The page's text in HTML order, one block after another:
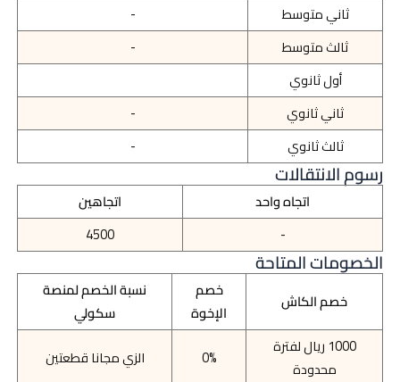
ثاني متوسط
-
ثالث متوسط
-
أول ثانوي
ثاني ثانوي
-
ثالث ثانوي
-
رسوم الانتقالات
اتجاه واحد
اتجاهين
-
4500
الخصومات المتاحة
خصم الكاش
خصم
الإخوة
نسبة الخصم لمنصة
سكولي
1000 ريال لفترة
محدودة
0% الزي مجانا قطعتين